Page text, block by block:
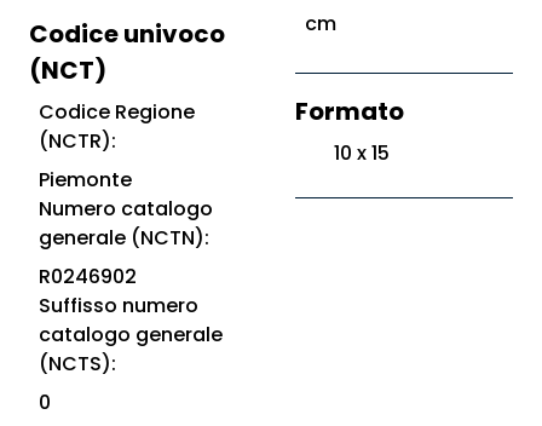
Codice univoco
(NCT)
Codice Regione
(NCTR):
Piemonte
Numero catalogo
generale (NCTN):
R0246902
Suffisso numero
catalogo generale
(NCTS):
0
cm
Formato
10 x 15